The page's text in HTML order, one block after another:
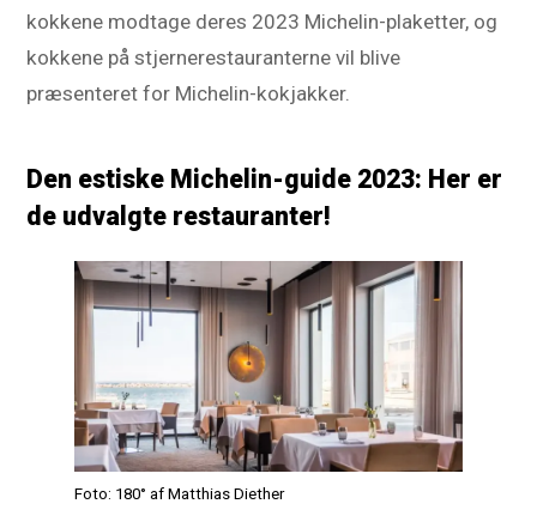
kokkene modtage deres 2023 Michelin-plaketter, og
kokkene på stjernerestauranterne vil blive
præsenteret for Michelin-kokjakker.
Den estiske Michelin-guide 2023: Her er
de udvalgte restauranter!
Foto: 180° af Matthias Diether